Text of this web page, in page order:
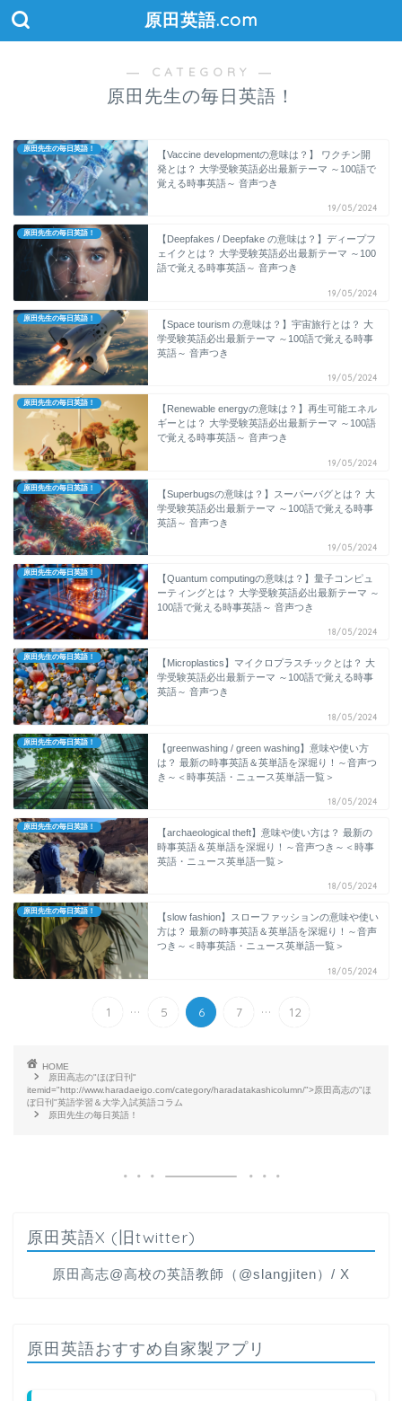
原田英語.com
― CATEGORY ―
原田先生の毎日英語！
原田先生の毎日英語！
【Vaccine developmentの意味は？】 ワクチン開
発とは？ 大学受験英語必出最新テーマ ～100語で
覚える時事英語～ 音声つき
19/05/2024
原田先生の毎日英語！
【Deepfakes / Deepfake の意味は？】ディープフ
ェイクとは？ 大学受験英語必出最新テーマ ～100
語で覚える時事英語～ 音声つき
19/05/2024
原田先生の毎日英語！
【Space tourism の意味は？】宇宙旅行とは？ 大
学受験英語必出最新テーマ ～100語で覚える時事
英語～ 音声つき
19/05/2024
原田先生の毎日英語！
【Renewable energyの意味は？】再生可能エネル
ギーとは？ 大学受験英語必出最新テーマ ～100語
で覚える時事英語～ 音声つき
19/05/2024
原田先生の毎日英語！
【Superbugsの意味は？】スーパーバグとは？ 大
学受験英語必出最新テーマ ～100語で覚える時事
英語～ 音声つき
19/05/2024
原田先生の毎日英語！
【Quantum computingの意味は？】量子コンピュ
ーティングとは？ 大学受験英語必出最新テーマ ～
100語で覚える時事英語～ 音声つき
18/05/2024
原田先生の毎日英語！
【Microplastics】マイクロプラスチックとは？ 大
学受験英語必出最新テーマ ～100語で覚える時事
英語～ 音声つき
18/05/2024
原田先生の毎日英語！
【greenwashing / green washing】意味や使い方
は？ 最新の時事英語＆英単語を深堀り！～音声つ
き～＜時事英語・ニュース英単語一覧＞
18/05/2024
原田先生の毎日英語！
【archaeological theft】意味や使い方は？ 最新の
時事英語＆英単語を深堀り！～音声つき～＜時事
英語・ニュース英単語一覧＞
18/05/2024
原田先生の毎日英語！
【slow fashion】スローファッションの意味や使い
方は？ 最新の時事英語＆英単語を深堀り！～音声
つき～＜時事英語・ニュース英単語一覧＞
18/05/2024
1 ... 5 6 7 ... 12
HOME
原田高志の"ほぼ日刊"
itemid="http://www.haradaeigo.com/category/haradatakashicolumn/">原田高志の"ほ
ぼ日刊"英語学習＆大学入試英語コラム
原田先生の毎日英語！
原田英語X (旧twitter)
原田高志@高校の英語教師（@slangjiten）/ X
原田英語おすすめ自家製アプリ